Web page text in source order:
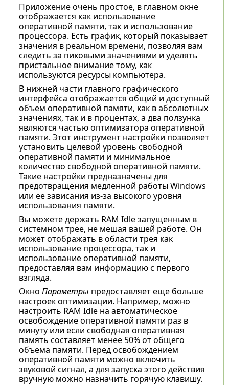
Приложение очень простое, в главном окне
отображается как использование
оперативной памяти, так и использование
процессора. Есть график, который показывает
значения в реальном времени, позволяя вам
следить за пиковыми значениями и уделять
пристальное внимание тому, как
используются ресурсы компьютера.
В нижней части главного графического
интерфейса отображается общий и доступный
объем оперативной памяти, как в абсолютных
значениях, так и в процентах, а два ползунка
являются частью оптимизатора оперативной
памяти. Этот инструмент настройки позволяет
установить целевой уровень свободной
оперативной памяти и минимальное
количество свободной оперативной памяти.
Такие настройки предназначены для
предотвращения медленной работы Windows
или ее зависания из-за высокого уровня
использования памяти.
Вы можете держать RAM Idle запущенным в
системном трее, не мешая вашей работе. Он
может отображать в области трея как
использование процессора, так и
использование оперативной памяти,
предоставляя вам информацию с первого
взгляда.
Окно Параметры предоставляет еще больше
настроек оптимизации. Например, можно
настроить RAM Idle на автоматическое
освобождение оперативной памяти раз в
минуту или если свободная оперативная
память составляет менее 50% от общего
объема памяти. Перед освобождением
оперативной памяти можно включить
звуковой сигнал, а для запуска этого действия
вручную можно назначить горячую клавишу.